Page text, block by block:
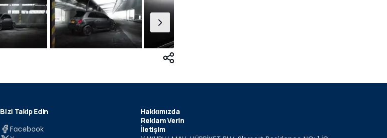
Bizi Takip Edin
Facebook
Hakkımızda
Reklam Verin
İletişim